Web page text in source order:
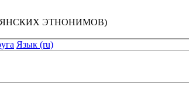
ЭТНОНИМОВ)
Язык (ru)